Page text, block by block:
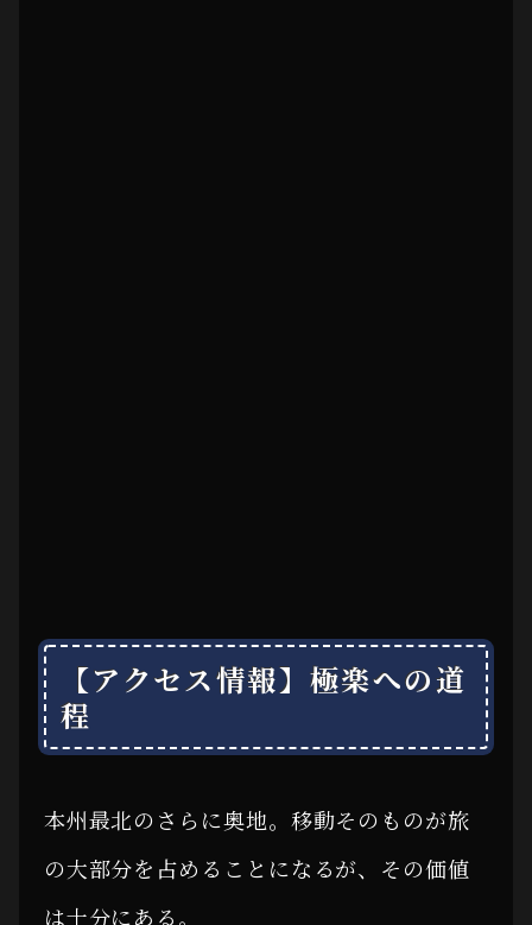
【アクセス情報】極楽への道
程
本州最北のさらに奥地。移動そのものが旅
の大部分を占めることになるが、その価値
は十分にある。